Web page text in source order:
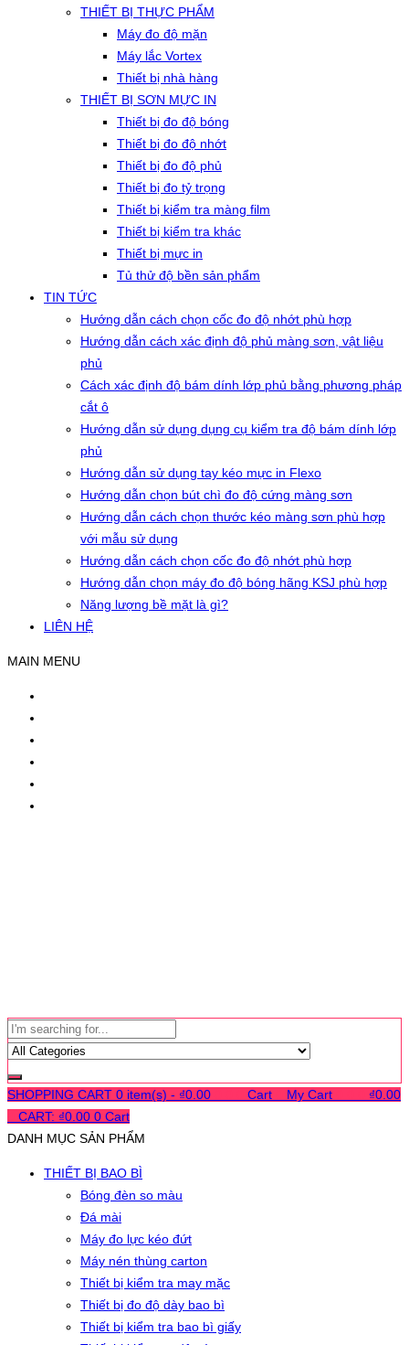
THIẾT BỊ THỰC PHẨM
Máy đo độ mặn
Máy lắc Vortex
Thiết bị nhà hàng
THIẾT BỊ SƠN MỰC IN
Thiết bị đo độ bóng
Thiết bị đo độ nhớt
Thiết bị đo độ phủ
Thiết bị đo tỷ trọng
Thiết bị kiểm tra màng film
Thiết bị kiểm tra khác
Thiết bị mực in
Tủ thử độ bền sản phẩm
TIN TỨC
Hướng dẫn cách chọn cốc đo độ nhớt phù hợp
Hướng dẫn cách xác định độ phủ màng sơn, vật liệu
phủ
Cách xác định độ bám dính lớp phủ bằng phương pháp
cắt ô
Hướng dẫn sử dụng dụng cụ kiểm tra độ bám dính lớp
phủ
Hướng dẫn sử dụng tay kéo mực in Flexo
Hướng dẫn chọn bút chì đo độ cứng màng sơn
Hướng dẫn cách chọn thước kéo màng sơn phù hợp
với mẫu sử dụng
Hướng dẫn cách chọn cốc đo độ nhớt phù hợp
Hướng dẫn chọn máy đo độ bóng hãng KSJ phù hợp
Năng lượng bề mặt là gì?
LIÊN HỆ
MAIN MENU
SHOPPING CART 0 item(s) - ₫0.00 Cart My Cart ₫0.00
CART: ₫0.00 0 Cart
DANH MỤC SẢN PHẨM
THIẾT BỊ BAO BÌ
Bóng đèn so màu
Đá mài
Máy đo lực kéo đứt
Máy nén thùng carton
Thiết bị kiểm tra may mặc
Thiết bị đo độ dày bao bì
Thiết bị kiểm tra bao bì giấy